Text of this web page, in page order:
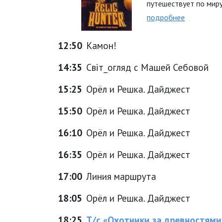
путешествует по
подробнее
12:50 Камон!
14:35 Світ_огляд с Машей Себовой
15:25 Орёл и Решка. Дайджест
15:50 Орёл и Решка. Дайджест
16:10 Орёл и Решка. Дайджест
16:35 Орёл и Решка. Дайджест
17:00 Линия маршрута
18:05 Орёл и Решка. Дайджест